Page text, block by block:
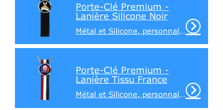
Porte-Clé Premium -
Lanière Silicone Noir
Métal et Silicone, personnalisation sur 1 face
Porte-Clé Premium -
Lanière Tissu France
Métal et Silicone, personnalisation sur 1 face